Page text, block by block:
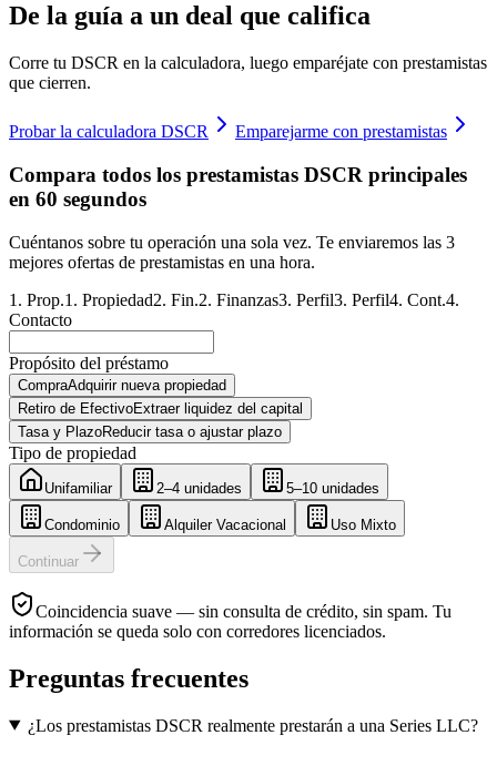
De la guía a un deal que califica
Corre tu DSCR en la calculadora, luego emparéjate con prestamistas
que cierren.
Probar la calculadora DSCR Emparejarme con prestamistas
Compara todos los prestamistas DSCR principales
en 60 segundos
Cuéntanos sobre tu operación una sola vez. Te enviaremos las 3
mejores ofertas de prestamistas en una hora.
1 . Prop.1 . Propiedad2. Fin.2. Finanzas3. Perfil3. Perfil4. Cont.4.
Contacto
Propósito del préstamo
CompraAdquirir nueva propiedad
Retiro de EfectivoExtraer liquidez del capital
Tasa y PlazoReducir tasa o ajustar plazo
Tipo de propiedad
Unifamiliar 2–4 unidades 5–10 unidades
Condominio Alquiler Vacacional Uso Mixto
Continuar
Coincidencia suave — sin consulta de crédito, sin spam. Tu
información se queda solo con corredores licenciados.
Preguntas frecuentes
¿Los prestamistas DSCR realmente prestarán a una Series LLC?